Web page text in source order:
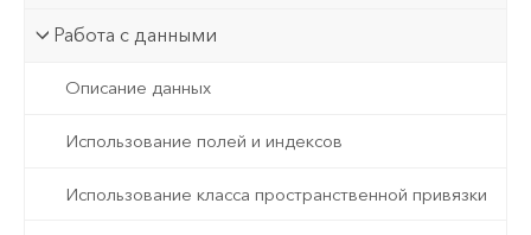
Работа с данными
Описание данных
Использование полей и индексов
Использование класса пространственной привязки